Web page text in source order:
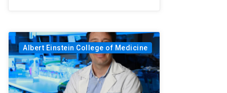
Albert Einstein College of Medicine